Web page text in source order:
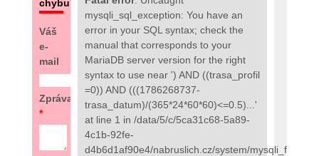
chybu?
Váš
e-
mail
Zpráva
*
mysqli_sql_exception: You have an
error in your SQL syntax; check the
manual that corresponds to your
MariaDB server version for the right
syntax to use near ') AND ((trasa_profil
=0)) AND (((1786268737-
trasa_datum)/(365*24*60*60)<=0.5)...'
at line 1 in /data/5/c/5ca31c68-5a89-
4c1b-92fe-
d4b6d1af90e4/nabruslich.cz/system/